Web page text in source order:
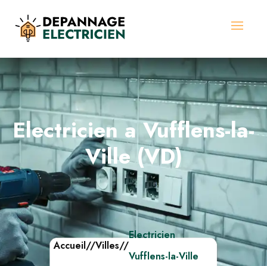
Electricien a Vufflens-la-
Ville (VD)
Accueil//Villes//
Electricien
Vufflens-la-Ville